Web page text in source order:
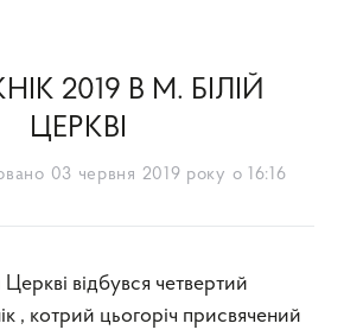
2019 В М. БІЛІЙ
ЦЕРКВІ
03 червня 2019 року о 16:16
Церкві відбувся четвертий
, котрий цьогоріч присвячений